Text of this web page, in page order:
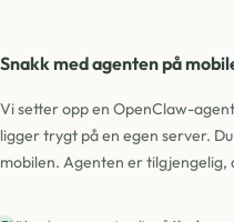
Snakk med agenten på
Vi setter opp en OpenClaw-
ligger trygt på en egen server.
mobilen. Agenten er tilgjengelig,